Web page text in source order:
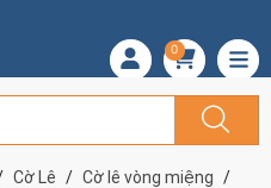
0
Cờ Lê
Cờ lê vòng miệng